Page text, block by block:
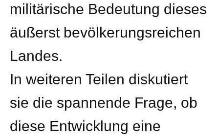
militärische Bedeutung dieses
äußerst bevölkerungsreichen
Landes.
In weiteren Teilen diskutiert
sie die spannende Frage, ob
diese Entwicklung eine